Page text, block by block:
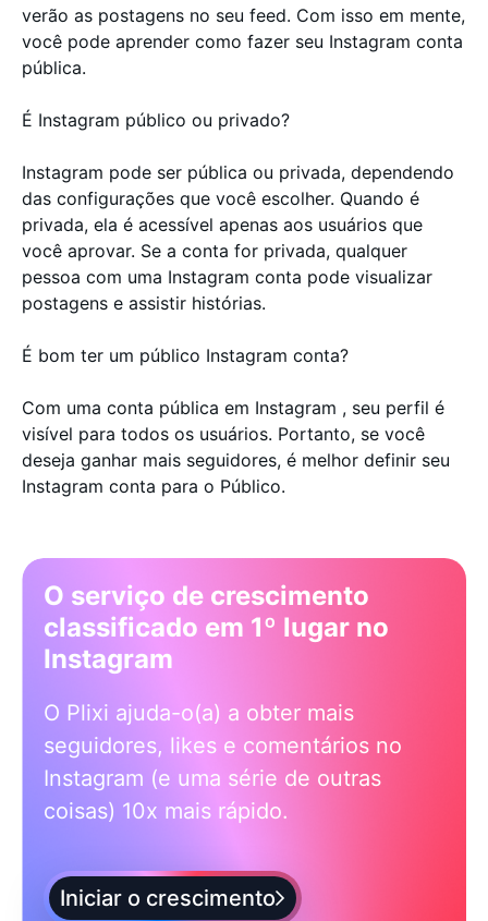
verão as postagens no seu feed. Com isso em mente,
você pode aprender como fazer seu Instagram conta
pública.
É Instagram público ou privado?
Instagram pode ser pública ou privada, dependendo
das configurações que você escolher. Quando é
privada, ela é acessível apenas aos usuários que
você aprovar. Se a conta for privada, qualquer
pessoa com uma Instagram conta pode visualizar
postagens e assistir histórias.
É bom ter um público Instagram conta?
Com uma conta pública em Instagram , seu perfil é
visível para todos os usuários. Portanto, se você
deseja ganhar mais seguidores, é melhor definir seu
Instagram conta para o Público.
O serviço de crescimento
classificado em 1º lugar no
Instagram
O Plixi ajuda-o(a) a obter mais
seguidores, likes e comentários no
Instagram (e uma série de outras
coisas) 10x mais rápido.
Iniciar o crescimento